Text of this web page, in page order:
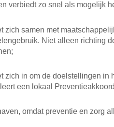
verbiedt zo snel als mogelijk
zich samen met
Niet alleen richting
zich in om de doelstellingen
een lokaal
omdat preventie en zorg